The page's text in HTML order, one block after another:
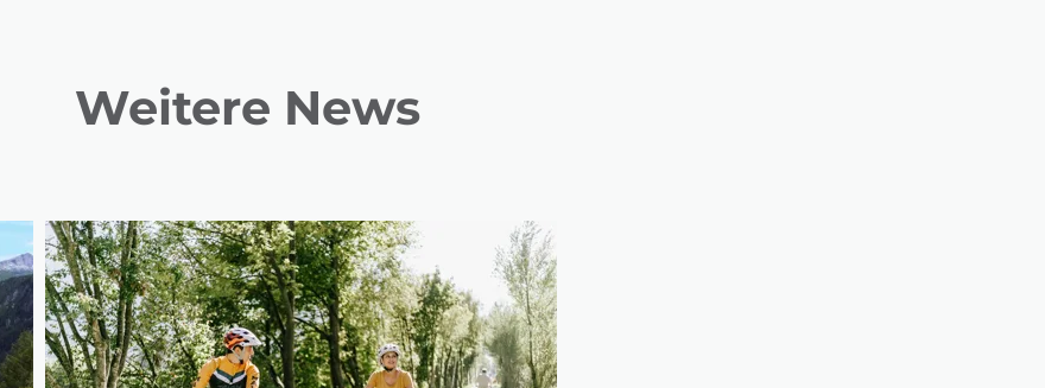
Weitere News